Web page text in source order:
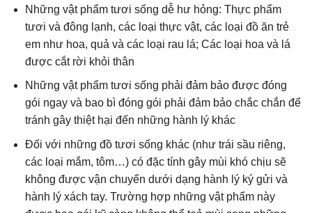
Những vật phẩm tươi sống dễ hư hỏng: Thực phẩm
tươi và đông lạnh, các loại thực vật, các loại đồ ăn trẻ
em như hoa, quả và các loại rau lá; Các loại hoa và lá
được cắt rời khỏi thân
Những vật phẩm tươi sống phải đảm bảo được đóng
gói ngay và bao bì đóng gói phải đảm bảo chắc chắn để
tránh gây thiệt hại đến những hành lý khác
Đối với những đồ tươi sống khác (như trái sầu riêng,
các loại mắm, tôm…) có đặc tính gây mùi khó chịu sẽ
không được vận chuyển dưới dạng hành lý ký gửi và
hành lý xách tay. Trường hợp những vật phẩm này